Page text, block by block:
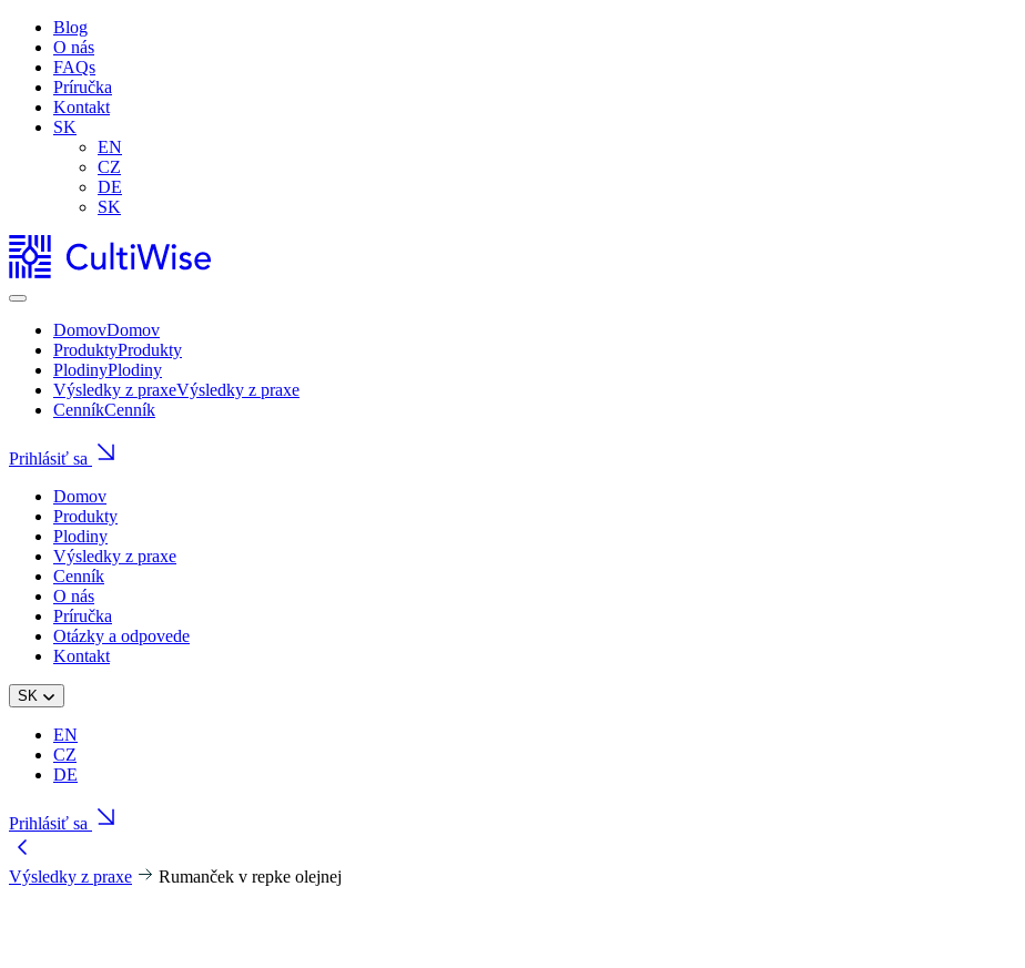
Blog
O nás
FAQs
Príručka
Kontakt
SK
EN
CZ
DE
SK
DomovDomov
ProduktyProdukty
PlodinyPlodiny
Výsledky z praxeVýsledky z praxe
CenníkCenník
Prihlásiť sa
Domov
Produkty
Plodiny
Výsledky z praxe
Cenník
O nás
Príručka
Otázky a odpovede
Kontakt
SK
EN
CZ
DE
Prihlásiť sa
Výsledky z praxe Rumanček v repke olejnej